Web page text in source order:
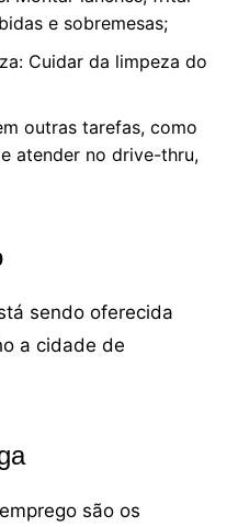
e sobremesas;
Cuidar da limpeza do
outras tarefas, como
atender no drive-thru,
sendo oferecida
a cidade de
são os